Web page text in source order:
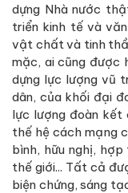
dựng Nhà nước
triển kinh tế và
vật chất và tinh
mặc, ai cũng được
dựng lực lượng vũ
dân, của khối đại
lực lượng đoàn kết
thế hệ cách mạng
bình, hữu nghị,
thế giới... Tất cả
biện chứng, sáng